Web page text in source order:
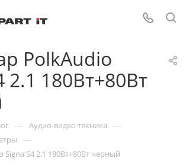
PolkAudio
2.1 180Вт+80Вт
— Аудио-видео техника —
—
Signa S4 2.1 180Вт+80Вт черный